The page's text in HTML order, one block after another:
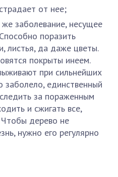
от нее;
заболевание, несущее
поразить
листья, да даже цветы.
покрыты инеем.
при сильнейших
заболело, единственный
за пораженным
и сжигать все,
Чтобы дерево не
нужно его регулярно